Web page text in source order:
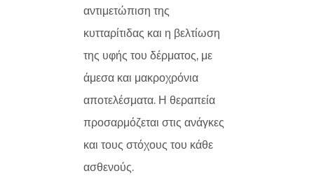
αντιμετώπιση της
κυτταρίτιδας και η βελτίωση
της υφής του δέρματος, με
άμεσα και μακροχρόνια
αποτελέσματα. Η θεραπεία
προσαρμόζεται στις ανάγκες
και τους στόχους του κάθε
ασθενούς.